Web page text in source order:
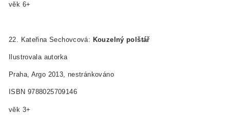
věk 6+
22. Kateřina Sechovcová: Kouzelný polštář
Ilustrovala autorka
Praha, Argo 2013, nestránkováno
ISBN 978­80­257­0914­6
věk 3+